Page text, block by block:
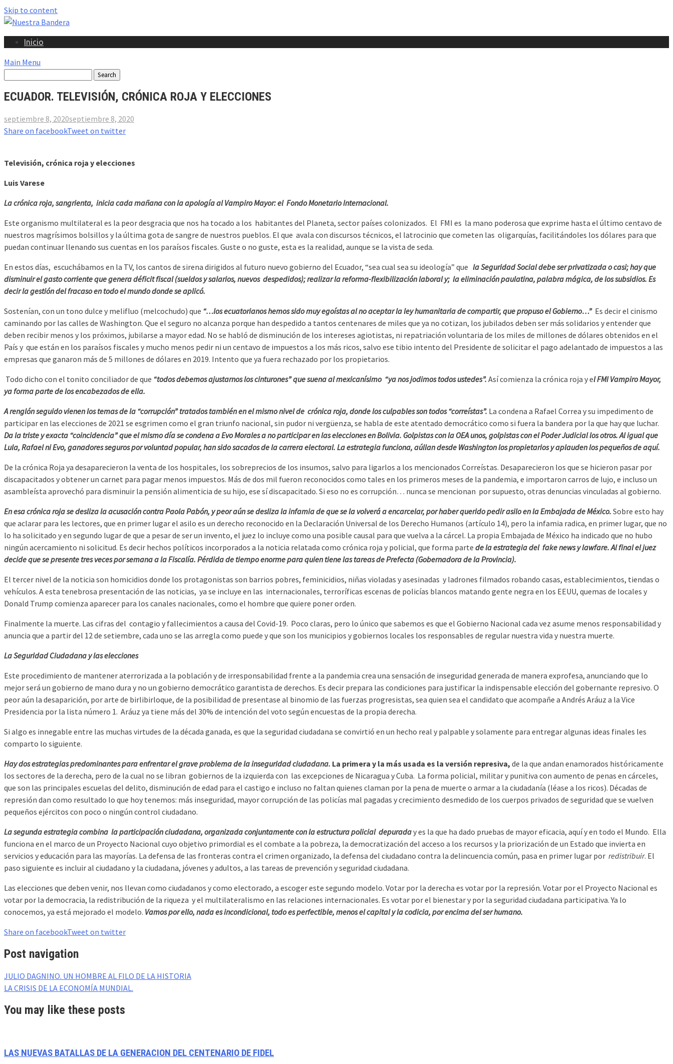
Skip to content
Inicio
Main Menu
ECUADOR. TELEVISIÓN, CRÓNICA ROJA Y ELECCIONES
septiembre 8, 2020septiembre 8, 2020
Share on facebookTweet on twitter
Televisión, crónica roja y elecciones
Luis Varese
La crónica roja, sangrienta, inicia cada mañana con la apología al Vampiro Mayor: el Fondo Monetario Internacional.
Este organismo multilateral es la peor desgracia que nos ha tocado a los habitantes del Planeta, sector países colonizados. El FMI es la mano poderosa que exprime hasta el último centavo de
nuestros magrísimos bolsillos y la última gota de sangre de nuestros pueblos. El que avala con discursos técnicos, el latrocinio que cometen las oligarquías, facilitándoles los dólares para que
puedan continuar llenando sus cuentas en los paraísos fiscales. Guste o no guste, esta es la realidad, aunque se la vista de seda.
En estos días, escuchábamos en la TV, los cantos de sirena dirigidos al futuro nuevo gobierno del Ecuador, “sea cual sea su ideología” que la Seguridad Social debe ser privatizada o casi; hay que
disminuir el gasto corriente que genera déficit fiscal (sueldos y salarios, nuevos despedidos); realizar la reforma-flexibilización laboral y; la eliminación paulatina, palabra mágica, de los subsidios. Es
decir la gestión del fracaso en todo el mundo donde se aplicó.
Sostenían, con un tono dulce y melifluo (melcochudo) que “…los ecuatorianos hemos sido muy egoístas al no aceptar la ley humanitaria de compartir, que propuso el Gobierno…” Es decir el cinismo
caminando por las calles de Washington. Que el seguro no alcanza porque han despedido a tantos centenares de miles que ya no cotizan, los jubilados deben ser más solidarios y entender que
deben recibir menos y los próximos, jubilarse a mayor edad. No se habló de disminución de los intereses agiotistas, ni repatriación voluntaria de los miles de millones de dólares obtenidos en el
País y que están en los paraísos fiscales y mucho menos pedir ni un centavo de impuestos a los más ricos, salvo ese tibio intento del Presidente de solicitar el pago adelantado de impuestos a las
empresas que ganaron más de 5 millones de dólares en 2019. Intento que ya fuera rechazado por los propietarios.
Todo dicho con el tonito conciliador de que “todos debemos ajustarnos los cinturones” que suena al mexicanísimo “ya nos jodimos todos ustedes”. Así comienza la crónica roja y el FMI Vampiro Mayor,
ya forma parte de los encabezados de ella.
A renglón seguido vienen los temas de la “corrupción” tratados también en el mismo nivel de crónica roja, donde los culpables son todos “correístas”. La condena a Rafael Correa y su impedimento de
participar en las elecciones de 2021 se esgrimen como el gran triunfo nacional, sin pudor ni vergüenza, se habla de este atentado democrático como si fuera la bandera por la que hay que luchar.
Da la triste y exacta “coincidencia” que el mismo día se condena a Evo Morales a no participar en las elecciones en Bolivia. Golpistas con la OEA unos, golpistas con el Poder Judicial los otros. Al igual que
Lula, Rafael ni Evo, ganadores seguros por voluntad popular, han sido sacados de la carrera electoral. La estrategia funciona, aúllan desde Washington los propietarios y aplauden los pequeños de aquí.
De la crónica Roja ya desaparecieron la venta de los hospitales, los sobreprecios de los insumos, salvo para ligarlos a los mencionados Correístas. Desaparecieron los que se hicieron pasar por
discapacitados y obtener un carnet para pagar menos impuestos. Más de dos mil fueron reconocidos como tales en los primeros meses de la pandemia, e importaron carros de lujo, e incluso un
asambleísta aprovechó para disminuir la pensión alimenticia de su hijo, ese sí discapacitado. Si eso no es corrupción… nunca se mencionan por supuesto, otras denuncias vinculadas al gobierno.
En esa crónica roja se desliza la acusación contra Paola Pabón, y peor aún se desliza la infamia de que se la volverá a encarcelar, por haber querido pedir asilo en la Embajada de México. Sobre esto hay
que aclarar para les lectores, que en primer lugar el asilo es un derecho reconocido en la Declaración Universal de los Derecho Humanos (artículo 14), pero la infamia radica, en primer lugar, que no
lo ha solicitado y en segundo lugar de que a pesar de ser un invento, el juez lo incluye como una posible causal para que vuelva a la cárcel. La propia Embajada de México ha indicado que no hubo
ningún acercamiento ni solicitud. Es decir hechos políticos incorporados a la noticia relatada como crónica roja y policial, que forma parte de la estrategia del fake news y lawfare. Al final el juez
decide que se presente tres veces por semana a la Fiscalía. Pérdida de tiempo enorme para quien tiene las tareas de Prefecta (Gobernadora de la Provincia).
El tercer nivel de la noticia son homicidios donde los protagonistas son barrios pobres, feminicidios, niñas violadas y asesinadas y ladrones filmados robando casas, establecimientos, tiendas o
vehículos. A esta tenebrosa presentación de las noticias, ya se incluye en las internacionales, terroríficas escenas de policías blancos matando gente negra en los EEUU, quemas de locales y
Donald Trump comienza aparecer para los canales nacionales, como el hombre que quiere poner orden.
Finalmente la muerte. Las cifras del contagio y fallecimientos a causa del Covid-19. Poco claras, pero lo único que sabemos es que el Gobierno Nacional cada vez asume menos responsabilidad y
anuncia que a partir del 12 de setiembre, cada uno se las arregla como puede y que son los municipios y gobiernos locales los responsables de regular nuestra vida y nuestra muerte.
La Seguridad Ciudadana y las elecciones
Este procedimiento de mantener aterrorizada a la población y de irresponsabilidad frente a la pandemia crea una sensación de inseguridad generada de manera exprofesa, anunciando que lo
mejor será un gobierno de mano dura y no un gobierno democrático garantista de derechos. Es decir prepara las condiciones para justificar la indispensable elección del gobernante represivo. O
peor aún la desaparición, por arte de birlibirloque, de la posibilidad de presentase al binomio de las fuerzas progresistas, sea quien sea el candidato que acompañe a Andrés Aráuz a la Vice
Presidencia por la lista número 1. Aráuz ya tiene más del 30% de intención del voto según encuestas de la propia derecha.
Si algo es innegable entre las muchas virtudes de la década ganada, es que la seguridad ciudadana se convirtió en un hecho real y palpable y solamente para entregar algunas ideas finales les
comparto lo siguiente.
Hay dos estrategias predominantes para enfrentar el grave problema de la inseguridad ciudadana. La primera y la más usada es la versión represiva, de la que andan enamorados históricamente
los sectores de la derecha, pero de la cual no se libran gobiernos de la izquierda con las excepciones de Nicaragua y Cuba. La forma policial, militar y punitiva con aumento de penas en cárceles,
que son las principales escuelas del delito, disminución de edad para el castigo e incluso no faltan quienes claman por la pena de muerte o armar a la ciudadanía (léase a los ricos). Décadas de
represión dan como resultado lo que hoy tenemos: más inseguridad, mayor corrupción de las policías mal pagadas y crecimiento desmedido de los cuerpos privados de seguridad que se vuelven
pequeños ejércitos con poco o ningún control ciudadano.
La segunda estrategia combina la participación ciudadana, organizada conjuntamente con la estructura policial depuraday es la que ha dado pruebas de mayor eficacia, aquí y en todo el Mundo. Ella
funciona en el marco de un Proyecto Nacional cuyo objetivo primordial es el combate a la pobreza, la democratización del acceso a los recursos y la priorización de un Estado que invierta en
servicios y educación para las mayorías. La defensa de las fronteras contra el crimen organizado, la defensa del ciudadano contra la delincuencia común, pasa en primer lugar por redistribuir. El
paso siguiente es incluir al ciudadano y la ciudadana, jóvenes y adultos, a las tareas de prevención y seguridad ciudadana.
Las elecciones que deben venir, nos llevan como ciudadanos y como electorado, a escoger este segundo modelo. Votar por la derecha es votar por la represión. Votar por el Proyecto Nacional es
votar por la democracia, la redistribución de la riqueza y el multilateralismo en las relaciones internacionales. Es votar por el bienestar y por la seguridad ciudadana participativa. Ya lo
conocemos, ya está mejorado el modelo. Vamos por ello, nada es incondicional, todo es perfectible, menos el capital y la codicia, por encima del ser humano.
Share on facebookTweet on twitter
Post navigation
JULIO DAGNINO. UN HOMBRE AL FILO DE LA HISTORIA
LA CRISIS DE LA ECONOMÍA MUNDIAL.
You may like these posts
LAS NUEVAS BATALLAS DE LA GENERACION DEL CENTENARIO DE FIDEL